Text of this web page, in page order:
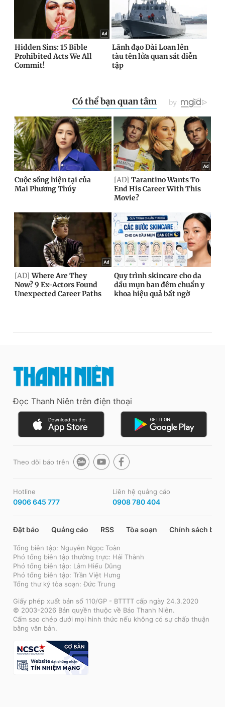
Đọc Thanh Niên trên điện thoại
Theo dõi báo trên
Hotline
0906 645 777
Liên hệ quảng cáo
0908 780 404
Đặt báo Quảng cáo RSS Tòa soạn Chính sách bảo
Tổng biên tập: Nguyễn Ngọc Toàn
Phó tổng biên tập thường trực: Hải Thành
Phó tổng biên tập: Lâm Hiếu Dũng
Phó tổng biên tập: Trần Việt Hưng
Tổng thư ký tòa soạn: Đức Trung
Giấy phép xuất bản số 110/GP - BTTTT cấp ngày 24.3.2020
© 2003-2026 Bản quyền thuộc về Báo Thanh Niên.
Cấm sao chép dưới mọi hình thức nếu không có sự chấp thuận
bằng văn bản.